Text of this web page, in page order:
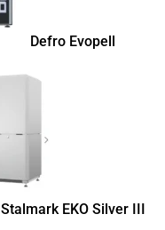
Defro Evopell
Stalmark EKO Silver III